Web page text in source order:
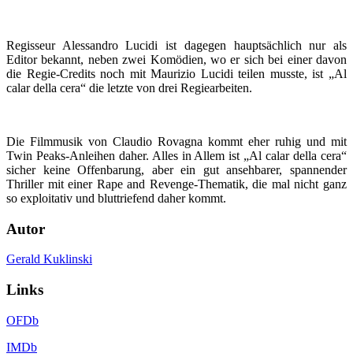
Regisseur Alessandro Lucidi ist dagegen hauptsächlich nur als
Editor bekannt, neben zwei Komödien, wo er sich bei einer davon
die Regie-Credits noch mit Maurizio Lucidi teilen musste, ist „Al
calar della cera“ die letzte von drei Regiearbeiten.
Die Filmmusik von Claudio Rovagna kommt eher ruhig und mit
Twin Peaks-Anleihen daher. Alles in Allem ist „Al calar della cera“
sicher keine Offenbarung, aber ein gut ansehbarer, spannender
Thriller mit einer Rape and Revenge-Thematik, die mal nicht ganz
so exploitativ und bluttriefend daher kommt.
Autor
Gerald Kuklinski
Links
OFDb
IMDb